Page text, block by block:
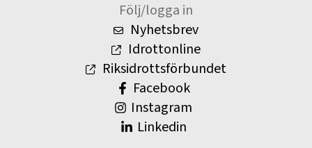
Följ/logga in
Nyhetsbrev
Idrottonline
Riksidrottsförbundet
Facebook
Instagram
Linkedin